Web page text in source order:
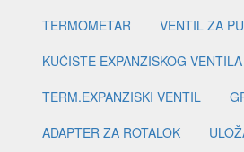
TERMOMETAR
VENTIL ZA
KUĆIŠTE EXPANZISKOG VENTILA
TERM.EXPANZISKI VENTIL
ADAPTER ZA ROTALOK